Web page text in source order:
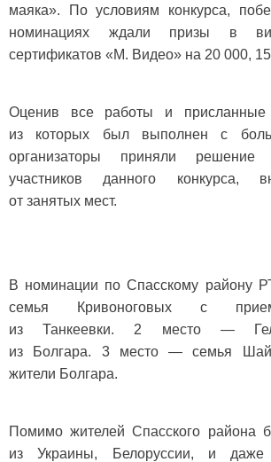
маяка». По условиям конкурса,
номинациях ждали призы в
сертификатов «М. Видео» на 20 000,
Оценив все работы и присланные
из которых был выполнен с
организаторы приняли решение
участников данного конкурса,
от занятых мест.
В номинации по Спасскому району
семья Кривоноговых с
из Танкеевки. 2 место —
из Болгара. 3 место — семья
жители Болгара.
Помимо жителей Спасского района
из Украины, Белоруссии, и даже